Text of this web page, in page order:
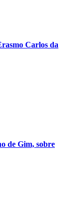
Carlos da
de Gim, sobre